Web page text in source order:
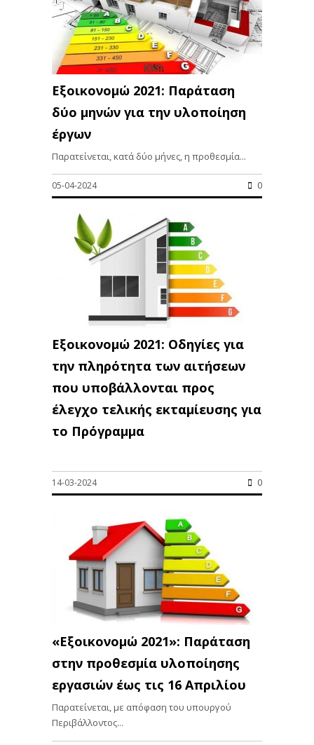
Εξοικονομώ 2021: Παράταση
δύο μηνών για την υλοποίηση
έργων
Παρατείνεται, κατά δύο μήνες, η προθεσμία...
05-04-2024 0
Εξοικονομώ 2021: Οδηγίες για
την πληρότητα των αιτήσεων
που υποβάλλονται προς
έλεγχο τελικής εκταμίευσης για
το Πρόγραμμα
14-03-2024 0
«Εξοικονομώ 2021»: Παράταση
στην προθεσμία υλοποίησης
εργασιών έως τις 16 Απριλίου
Παρατείνεται, με απόφαση του υπουργού
Περιβάλλοντος...